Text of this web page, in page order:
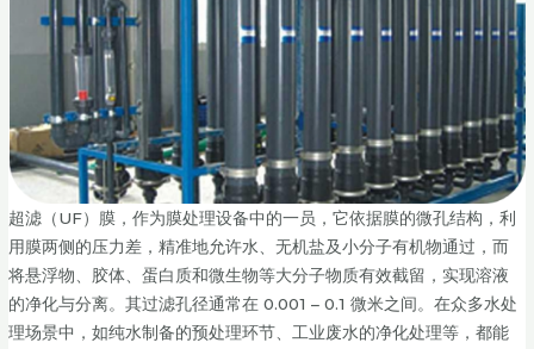
超滤（UF）膜，作为膜处理设备中的一员，它依据膜的微孔结构，利
用膜两侧的压力差，精准地允许水、无机盐及小分子有机物通过，而
将悬浮物、胶体、蛋白质和微生物等大分子物质有效截留，实现溶液
的净化与分离。其过滤孔径通常在 0.001 – 0.1 微米之间。在众多水处
理场景中，如纯水制备的预处理环节、工业废水的净化处理等，都能